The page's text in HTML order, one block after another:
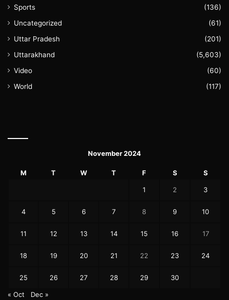
Sports
(136)
Uncategorized
(61)
Uttar Pradesh
(201)
Uttarakhand
(5,603)
Video
(60)
World
(117)
November 2024
M T W T F S S
1 2 3
4 5 6 7 8 9 10
11 12 13 14 15 16 17
18 19 20 21 22 23 24
25 26 27 28 29 30
« Oct Dec »